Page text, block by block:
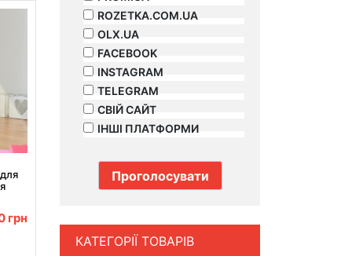
грн
ROZETKA.COM.UA
OLX.UA
FACEBOOK
INSTAGRAM
TELEGRAM
СВІЙ САЙТ
ІНШІ ПЛАТФОРМИ
КАТЕГОРІЇ ТОВАРІВ